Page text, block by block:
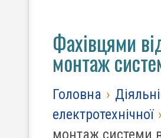
Фахівцями
монтаж
Головна ›
електротехнічної ›
монтаж системи